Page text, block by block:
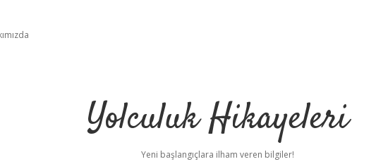
Yolculuk Hikayeleri
Yeni başlangıçlara ilham veren bilgiler!